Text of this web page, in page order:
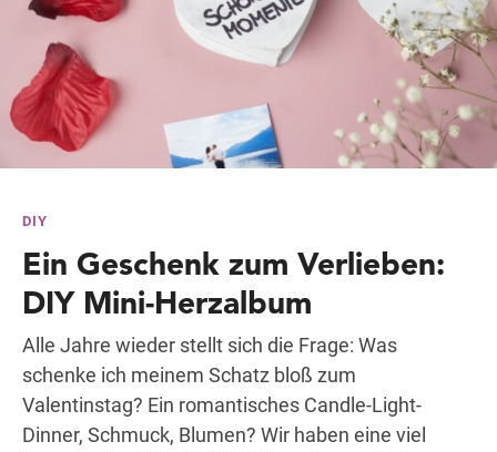
Donnerstag
DONNERSTAG 09:00—19:00
Freitag
FREITAG 09:00—19:00
Samstag
SAMSTAG 09:00—18:00
Wegbeschreibung
DIY
Ein Geschenk zum Verlieben:
DIY Mini-Herzalbum
Alle Jahre wieder stellt sich die Frage: Was
schenke ich meinem Schatz bloß zum
Valentinstag? Ein romantisches Candle-Light-
Dinner, Schmuck, Blumen? Wir haben eine viel